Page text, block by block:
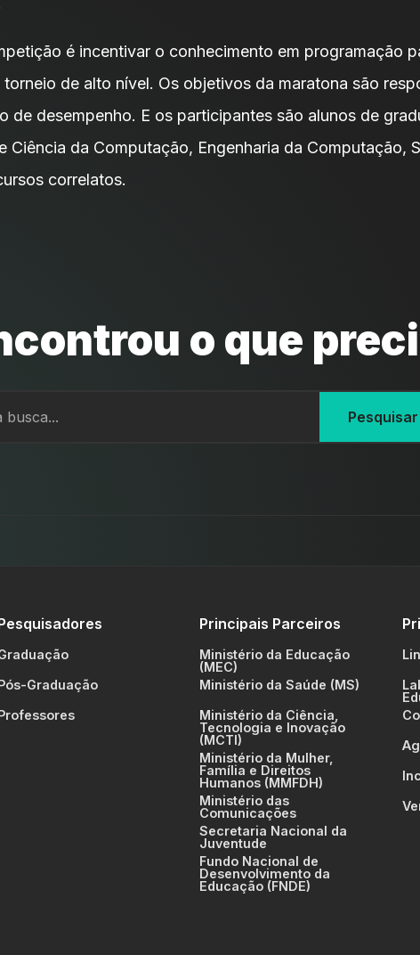
é incentivar o conhecimento em programação
torneio de alto nível. Os objetivos da maratona são
de desempenho. E os participantes são alunos de
Ciência da Computação, Engenharia da Computação,
correlatos.
o que
Pesquisar
Graduação
Principais Parceiros
Ministério da Educação
(MEC)
Ministério da Saúde (MS)
Ministério da Ciência,
Tecnologia e Inovação
(MCTI)
Ministério da Mulher,
Família e Direitos
Humanos (MMFDH)
Ministério das
Comunicações
Secretaria Nacional da
Juventude
Fundo Nacional de
Desenvolvimento da
Educação (FNDE)